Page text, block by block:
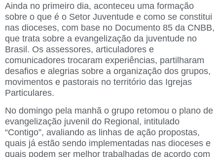
Ainda no primeiro dia, aconteceu uma formação
sobre o que é o Setor Juventude e como se constitui
nas dioceses, com base no Documento 85 da CNBB,
que trata sobre a evangelização da juventude no
Brasil. Os assessores, articuladores e
comunicadores trocaram experiências, partilharam
desafios e alegrias sobre a organização dos grupos,
movimentos e pastorais no território das Igrejas
Particulares.
No domingo pela manhã o grupo retomou o plano de
evangelização juvenil do Regional, intitulado
“Contigo”, avaliando as linhas de ação propostas,
quais já estão sendo implementadas nas dioceses e
quais podem ser melhor trabalhadas de acordo com